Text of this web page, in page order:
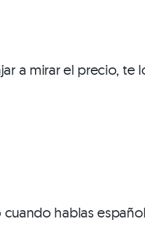
a mirar el precio, te
hablas